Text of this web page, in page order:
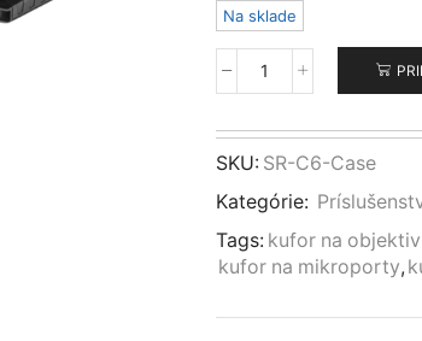
Na sklade
množstvo
Kufrík
C6
SKU: SR-C6-Case
Kategórie:
Tags: kufor na objektiv
kufor na mikroporty,